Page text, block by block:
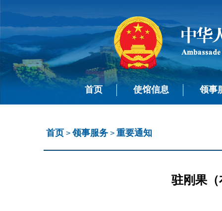
首页 使馆信息 领事
首页 >领事服务 > 重要通知
驻刚果